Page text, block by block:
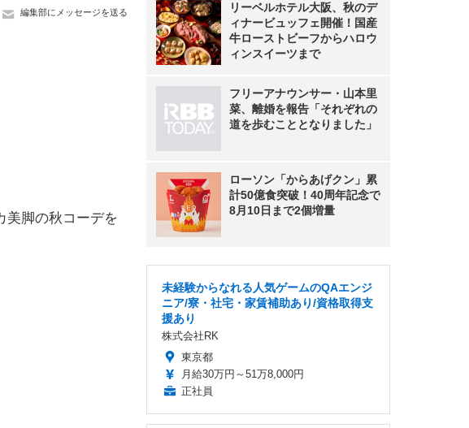
編集部にメッセージを送る
美脚の秋コーデを
リーベルホテル大阪、秋のデ
ィナービュッフェ開催！国産
牛ローストビーフからハロウ
ィンスイーツまで
フリーアナウンサー・山本里
菜、離婚を報告「それぞれの
道を歩むこととなりました」
ローソン「からあげクン」累
計50億食突破！40周年記念で
8月10日まで2個増量
未経験からなれる人気ゲームのQAエンジ
ニア/寮・社宅・家賃補助あり/資格取得支
援あり
株式会社RK
東京都
月給30万円～51万8,000円
正社員